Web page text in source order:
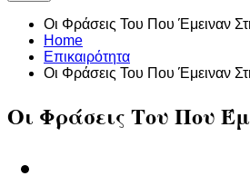
Οι Φράσεις Του Που Έμειναν
Home
Επικαιρότητα
Οι Φράσεις Του Που Έμειναν
Οι Φράσεις Του Που